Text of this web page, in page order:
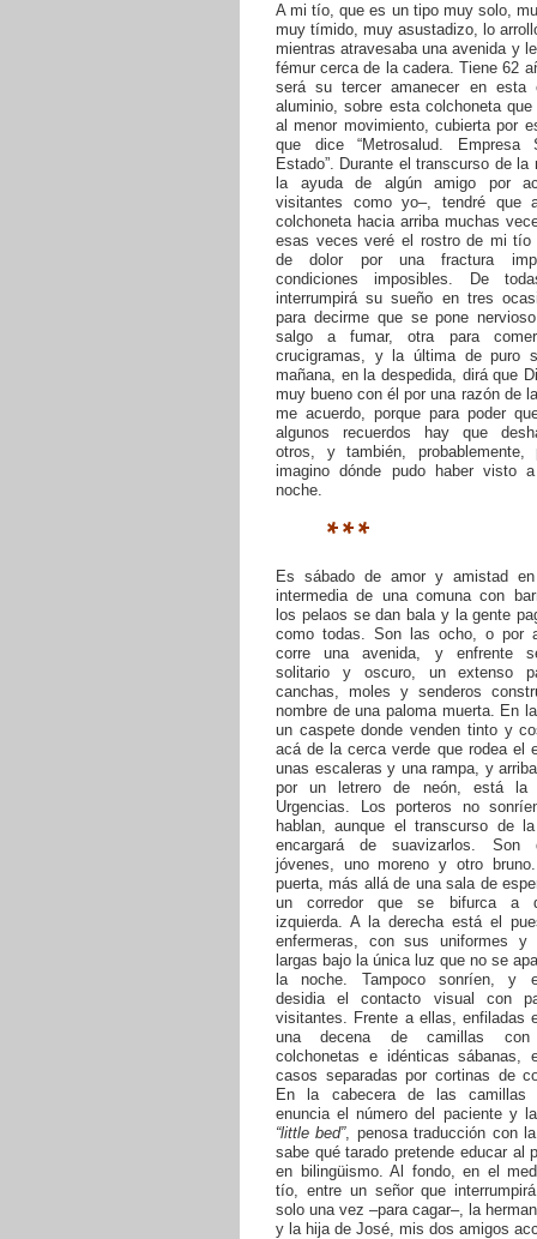
A mi tío, que es un tipo muy solo,
muy tímido, muy asustadizo, lo
mientras atravesaba una avenida y
fémur cerca de la cadera. Tiene 62
será su tercer amanecer en esta
aluminio, sobre esta colchoneta
al menor movimiento, cubierta por
que dice “Metrosalud. Empresa
Estado”. Durante el transcurso de la
la ayuda de algún amigo por
visitantes como yo–, tendré que
colchoneta hacia arriba muchas
esas veces veré el rostro de mi tío
de dolor por una fractura
condiciones imposibles. De
interrumpirá su sueño en tres
para decirme que se pone
salgo a fumar, otra para
crucigramas, y la última de puro
mañana, en la despedida, dirá que
muy bueno con él por una razón de
me acuerdo, porque para poder
algunos recuerdos hay que
otros, y también, probablemente,
imagino dónde pudo haber visto
noche.
***
Es sábado de amor y amistad
intermedia de una comuna con
los pelaos se dan bala y la gente
como todas. Son las ocho, o por
corre una avenida, y enfrente
solitario y oscuro, un extenso
canchas, moles y senderos
nombre de una paloma muerta. En
un caspete donde venden tinto y
acá de la cerca verde que rodea el
unas escaleras y una rampa, y
por un letrero de neón, está la
Urgencias. Los porteros no
hablan, aunque el transcurso de
encargará de suavizarlos. Son
jóvenes, uno moreno y otro
puerta, más allá de una sala de
un corredor que se bifurca a
izquierda. A la derecha está el
enfermeras, con sus uniformes y
largas bajo la única luz que no se
la noche. Tampoco sonríen, y
desidia el contacto visual con
visitantes. Frente a ellas, enfiladas
una decena de camillas con
colchonetas e idénticas sábanas,
casos separadas por cortinas de
En la cabecera de las camillas
enuncia el número del paciente y
“little bed”, penosa traducción con
sabe qué tarado pretende educar al
en bilingüismo. Al fondo, en el
tío, entre un señor que
solo una vez –para cagar–, la
y la hija de José, mis dos amigos